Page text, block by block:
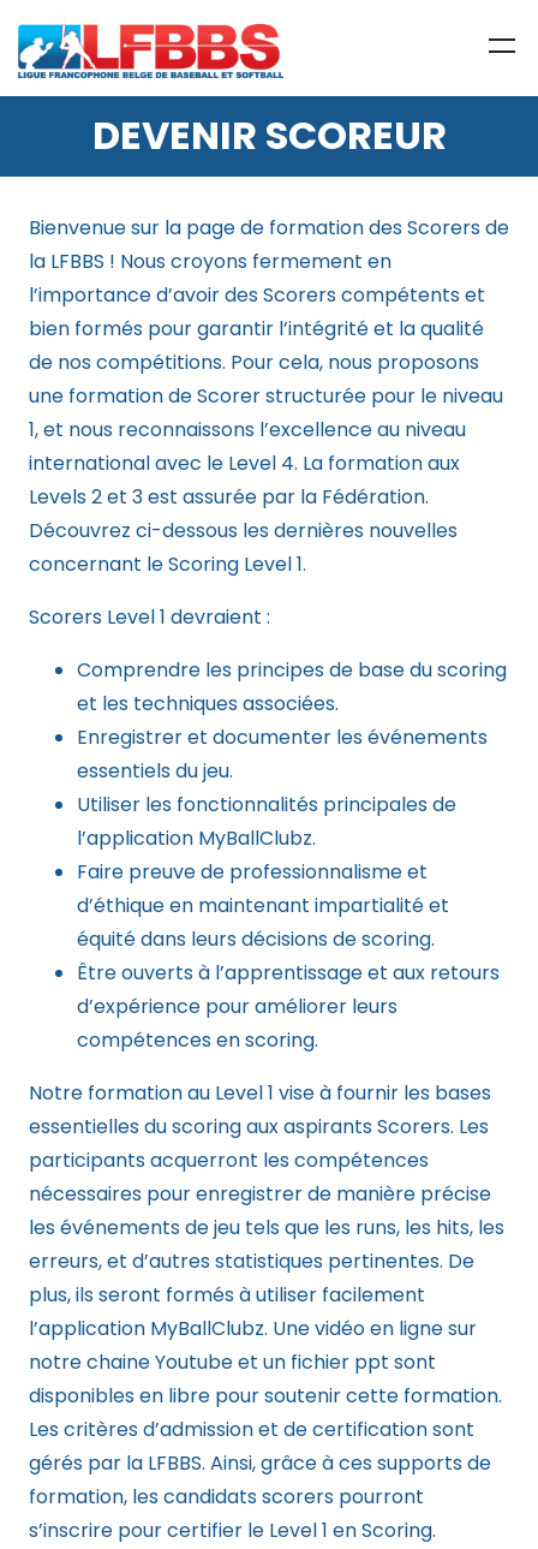
DEVENIR SCOREUR
Bienvenue sur la page de formation des Scorers de
la LFBBS ! Nous croyons fermement en
l’importance d’avoir des Scorers compétents et
bien formés pour garantir l’intégrité et la qualité
de nos compétitions. Pour cela, nous proposons
une formation de Scorer structurée pour le niveau
1, et nous reconnaissons l’excellence au niveau
international avec le Level 4. La formation aux
Levels 2 et 3 est assurée par la Fédération.
Découvrez ci-dessous les dernières nouvelles
concernant le Scoring Level 1.
Scorers Level 1 devraient :
Comprendre les principes de base du scoring
et les techniques associées.
Enregistrer et documenter les événements
essentiels du jeu.
Utiliser les fonctionnalités principales de
l’application MyBallClubz.
Faire preuve de professionnalisme et
d’éthique en maintenant impartialité et
équité dans leurs décisions de scoring.
Être ouverts à l’apprentissage et aux retours
d’expérience pour améliorer leurs
compétences en scoring.
Notre formation au Level 1 vise à fournir les bases
essentielles du scoring aux aspirants Scorers. Les
participants acquerront les compétences
nécessaires pour enregistrer de manière précise
les événements de jeu tels que les runs, les hits, les
erreurs, et d’autres statistiques pertinentes. De
plus, ils seront formés à utiliser facilement
l’application MyBallClubz. Une vidéo en ligne sur
notre chaine Youtube et un fichier ppt sont
disponibles en libre pour soutenir cette formation.
Les critères d’admission et de certification sont
gérés par la LFBBS. Ainsi, grâce à ces supports de
formation, les candidats scorers pourront
s’inscrire pour certifier le Level 1 en Scoring.